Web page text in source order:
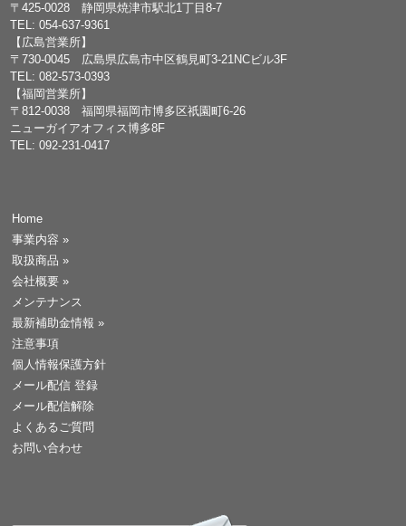
〒425-0028 静岡県焼津市駅北1丁目8-7
TEL: 054-637-9361
【広島営業所】
〒730-0045 広島県広島市中区鶴見町3-21NCビル3F
TEL: 082-573-0393
【福岡営業所】
〒812-0038 福岡県福岡市博多区祇園町6-26
ニューガイアオフィス博多8F
TEL: 092-231-0417
Home
事業内容 »
取扱商品 »
会社概要 »
メンテナンス
最新補助金情報 »
注意事項
個人情報保護方針
メール配信 登録
メール配信解除
よくあるご質問
お問い合わせ